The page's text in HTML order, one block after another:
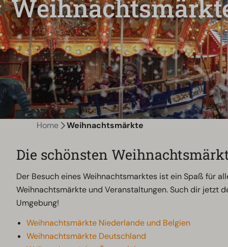
Home Weihnachtsmärkte
Die schönsten
Der Besuch eines Weihnachtsmarktes ist ein Spaß für
Weihnachtsmärkte und Veranstaltungen. Such dir jetzt
Umgebung!
Weihnachtsmärkte Niederlande und Belgien
Weihnachtsmärkte Deutschland